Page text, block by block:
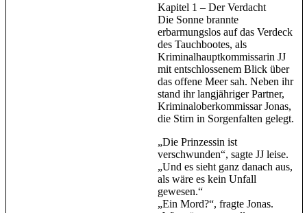
Kapitel 1 – Der Verdacht
Die Sonne brannte
erbarmungslos auf das Verdeck
des Tauchbootes, als
Kriminalhauptkommissarin JJ
mit entschlossenem Blick über
das offene Meer sah. Neben ihr
stand ihr langjähriger Partner,
Kriminaloberkommissar Jonas,
die Stirn in Sorgenfalten gelegt.
„Die Prinzessin ist
verschwunden“, sagte JJ leise.
„Und es sieht ganz danach aus,
als wäre es kein Unfall
gewesen.“
„Ein Mord?“, fragte Jonas.